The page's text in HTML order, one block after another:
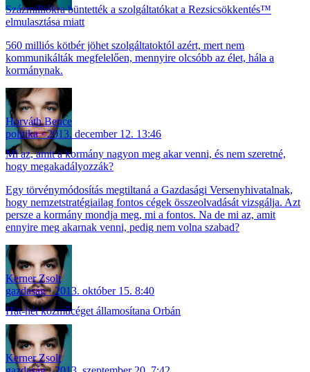
Százmilliókra büntették a szolgáltatókat a Rezsicsökkentés™
elmulasztása miatt
560 milliós kötbér jöhet szolgáltatoktól azért, mert nem
kommunikálták megfelelően, mennyire olcsóbb az élet, hála a
kormánynak.
Horváth Bence
politika
2013. december 12. 13:46
Mi az, amit a kormány nagyon meg akar venni, és nem szeretné,
hogy megakadályozzák?
Egy törvénymódosítás megtiltaná a Gazdasági Versenyhivatalnak,
hogy nemzetstratégiailag fontos cégek összeolvadását vizsgálja. Azt
persze a kormány mondja meg, mi a fontos. Na de mi az, amit
ennyire meg akarnak venni, pedig nem volna szabad?
Kerner Zsolt
gazdaság
2013. október 15. 8:40
Hat-hét közműcéget államosítana Orbán
Kerner Zsolt